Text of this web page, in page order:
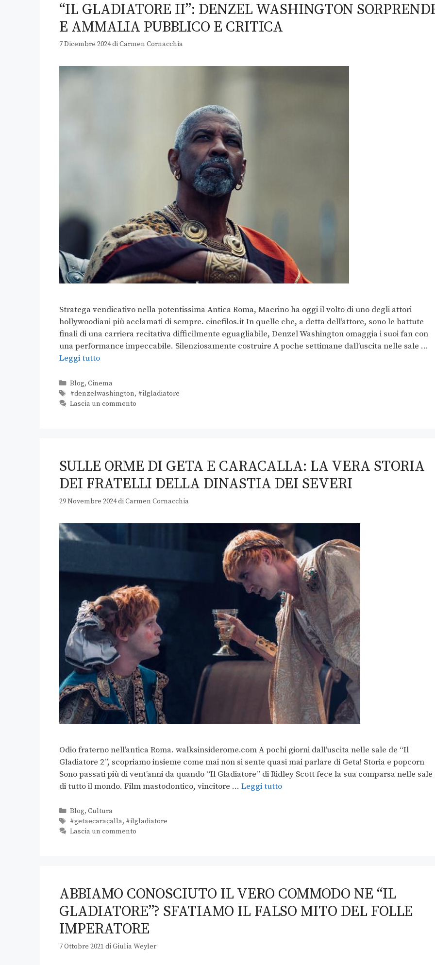
“IL GLADIATORE II”: DENZEL WASHINGTON
E AMMALIA PUBBLICO E CRITICA
7 Dicembre 2024diCarmen Cornacchia
Stratega vendicativo nella potentissima Antica Roma, Macrino ha oggi il volto di uno degli attori
hollywoodiani più acclamati di sempre. cinefilos.it In quelle che, a detta dell’attore, sono le battute
finali di una carriera recitativa difficilmente eguagliabile, Denzel Washington omaggia i suoi fan con
una performance impeccabile. Silenziosamente costruire A poche settimane dall’uscita nelle sale …
Leggi tutto
Blog, Cinema
#denzelwashington, #ilgladiatore
Lascia un commento
SULLE ORME DI GETA E CARACALLA: LA VERA STORIA
DEI FRATELLI DELLA DINASTIA DEI SEVERI
29 Novembre 2024diCarmen Cornacchia
Odio fraterno nell’antica Roma. walksinsiderome.com A pochi giorni dall’uscita nelle sale de “Il
Gladiatore 2”, scopriamo insieme come mai non si sente quasi mai parlare di Geta! Storia e popcorn
Sono passati più di vent’anni da quando “Il Gladiatore” di Ridley Scott fece la sua comparsa nelle sale
di tutto il mondo. Film mastodontico, vincitore … Leggi tutto
Blog, Cultura
#getaecaracalla, #ilgladiatore
Lascia un commento
ABBIAMO CONOSCIUTO IL VERO COMMODO NE “IL
GLADIATORE”? SFATIAMO IL FALSO MITO DEL FOLLE
IMPERATORE
7 Ottobre 2021 diGiulia Weyler